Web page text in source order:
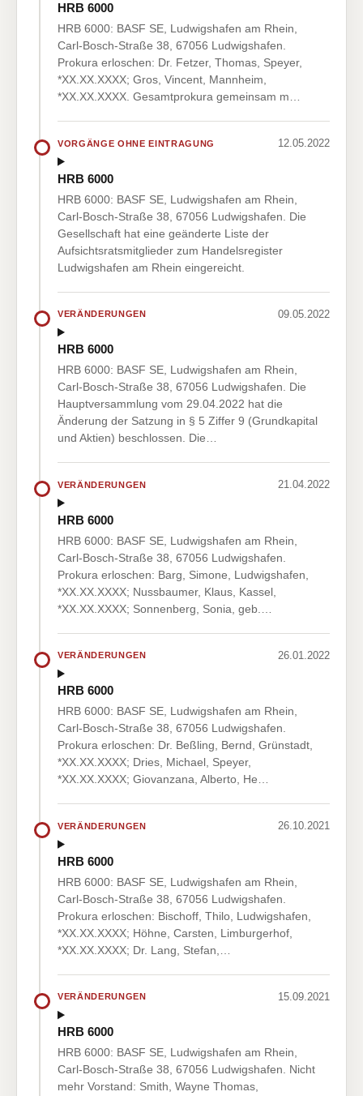
HRB 6000
HRB 6000: BASF SE, Ludwigshafen am Rhein,
Carl-Bosch-Straße 38, 67056 Ludwigshafen.
Prokura erloschen: Dr. Fetzer, Thomas, Speyer,
*XX.XX.XXXX; Gros, Vincent, Mannheim,
*XX.XX.XXXX. Gesamtprokura gemeinsam m…
VORGÄNGE OHNE EINTRAGUNG 12.05.2022
HRB 6000
HRB 6000: BASF SE, Ludwigshafen am Rhein,
Carl-Bosch-Straße 38, 67056 Ludwigshafen. Die
Gesellschaft hat eine geänderte Liste der
Aufsichtsratsmitglieder zum Handelsregister
Ludwigshafen am Rhein eingereicht.
VERÄNDERUNGEN 09.05.2022
HRB 6000
HRB 6000: BASF SE, Ludwigshafen am Rhein,
Carl-Bosch-Straße 38, 67056 Ludwigshafen. Die
Hauptversammlung vom 29.04.2022 hat die
Änderung der Satzung in § 5 Ziffer 9 (Grundkapital
und Aktien) beschlossen. Die…
VERÄNDERUNGEN 21.04.2022
HRB 6000
HRB 6000: BASF SE, Ludwigshafen am Rhein,
Carl-Bosch-Straße 38, 67056 Ludwigshafen.
Prokura erloschen: Barg, Simone, Ludwigshafen,
*XX.XX.XXXX; Nussbaumer, Klaus, Kassel,
*XX.XX.XXXX; Sonnenberg, Sonia, geb.…
VERÄNDERUNGEN 26.01.2022
HRB 6000
HRB 6000: BASF SE, Ludwigshafen am Rhein,
Carl-Bosch-Straße 38, 67056 Ludwigshafen.
Prokura erloschen: Dr. Beßling, Bernd, Grünstadt,
*XX.XX.XXXX; Dries, Michael, Speyer,
*XX.XX.XXXX; Giovanzana, Alberto, He…
VERÄNDERUNGEN 26.10.2021
HRB 6000
HRB 6000: BASF SE, Ludwigshafen am Rhein,
Carl-Bosch-Straße 38, 67056 Ludwigshafen.
Prokura erloschen: Bischoff, Thilo, Ludwigshafen,
*XX.XX.XXXX; Höhne, Carsten, Limburgerhof,
*XX.XX.XXXX; Dr. Lang, Stefan,…
VERÄNDERUNGEN 15.09.2021
HRB 6000
HRB 6000: BASF SE, Ludwigshafen am Rhein,
Carl-Bosch-Straße 38, 67056 Ludwigshafen. Nicht
mehr Vorstand: Smith, Wayne Thomas,